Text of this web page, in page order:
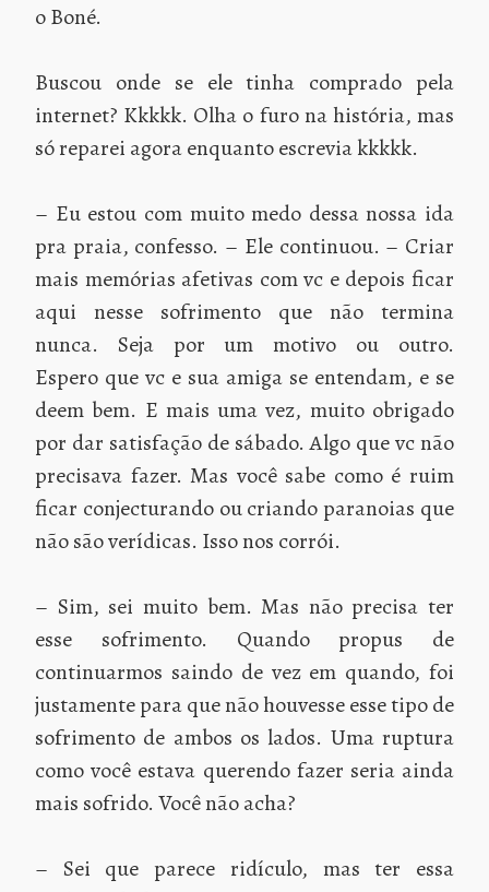
o Boné.
Buscou onde se ele tinha comprado pela
internet? Kkkkk. Olha o furo na história, mas
só reparei agora enquanto escrevia kkkkk.
– Eu estou com muito medo dessa nossa ida
pra praia, confesso. – Ele continuou. – Criar
mais memórias afetivas com vc e depois ficar
aqui nesse sofrimento que não termina
nunca. Seja por um motivo ou outro.
Espero que vc e sua amiga se entendam, e se
deem bem. E mais uma vez, muito obrigado
por dar satisfação de sábado. Algo que vc não
precisava fazer. Mas você sabe como é ruim
ficar conjecturando ou criando paranoias que
não são verídicas. Isso nos corrói.
– Sim, sei muito bem. Mas não precisa ter
esse sofrimento. Quando propus de
continuarmos saindo de vez em quando, foi
justamente para que não houvesse esse tipo de
sofrimento de ambos os lados. Uma ruptura
como você estava querendo fazer seria ainda
mais sofrido. Você não acha?
– Sei que parece ridículo, mas ter essa